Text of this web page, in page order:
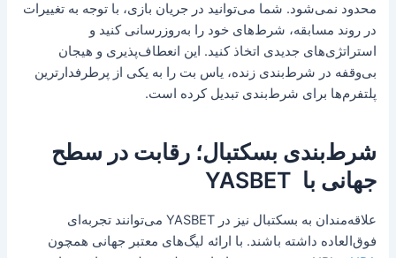
محدود نمی‌شود. شما می‌توانید در جریان بازی، با توجه به تغییرات
در روند مسابقه، شرط‌های خود را به‌روزرسانی کنید و
استراتژی‌های جدیدی اتخاذ کنید. این انعطاف‌پذیری و هیجان
بی‌وقفه در شرط‌بندی زنده، یاس بت را به یکی از پرطرفدارترین
پلتفرم‌ها برای شرط‌بندی تبدیل کرده است.
شرط‌بندی بسکتبال؛ رقابت در سطح
جهانی با YASBET
علاقه‌مندان به بسکتبال نیز در YASBET می‌توانند تجربه‌ای
فوق‌العاده داشته باشند. با ارائه لیگ‌های معتبر جهانی همچون